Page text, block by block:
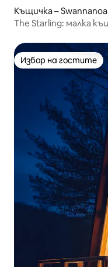
Къщичка – Swannanoa
The Starling: малка
Избор на гостите
Избор на гостите